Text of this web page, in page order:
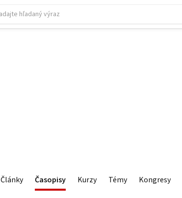
Články Časopisy Kurzy Témy Kongresy